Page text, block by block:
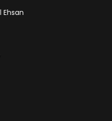
Ehsan